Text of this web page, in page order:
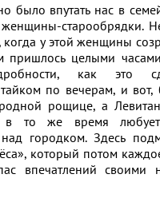
было впутать нас в
старообрядки.
когда у этой женщины
пришлось целыми
как это
по вечерам, и
рощице, а
в то же время
городком. Здесь
который потом
впечатлений своими